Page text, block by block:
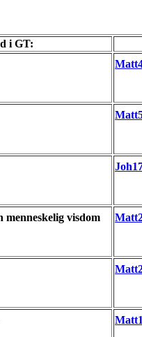
i GT:
visdom